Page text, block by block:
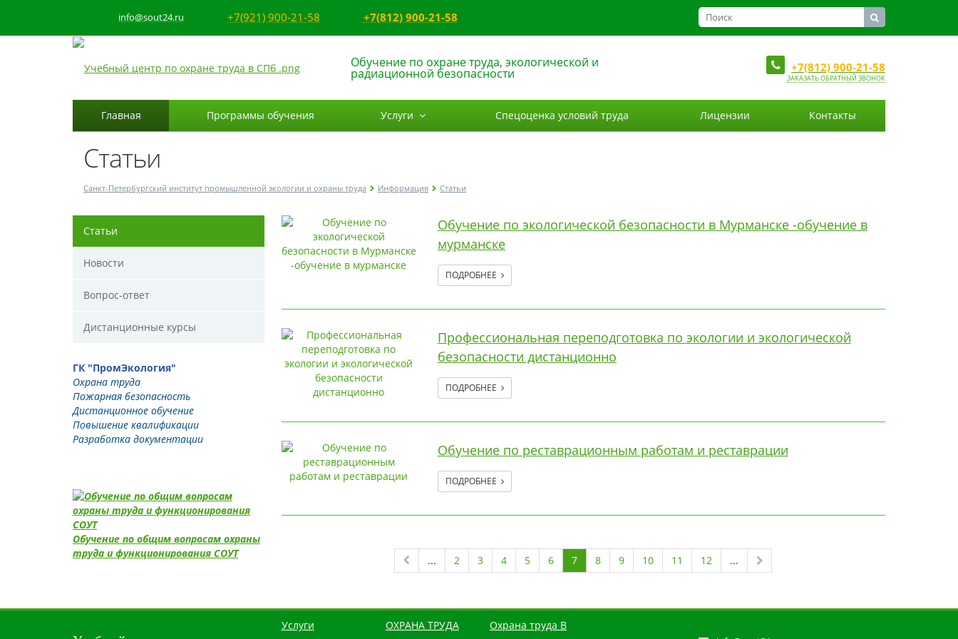
info@sout24.ru +7(921) 900-21-58 +7(812) 900-21-58
Обучение по охране труда, экологической и
радиационной безопасности +7(812) 900-21-58
ЗАКАЗАТЬ ОБРАТНЫЙ ЗВОНОК
Главная Программы обучения Услуги Спецоценка условий труда Лицензии Контакты
Статьи
Санкт-Петербургский институт промышленной экологии и охраны труда Информация Статьи
Статьи
Новости
Вопрос-ответ
Дистанционные курсы
ГК "ПромЭкология"
Охрана труда
Пожарная безопасность
Дистанционное обучение
Повышение квалификации
Разработка документации
Обучение по общим вопросам охраны
труда и функционирования СОУТ
Обучение по экологической безопасности в Мурманске -обучение в
мурманске
ПОДРОБНЕЕ
Профессиональная переподготовка по экологии и экологической
безопасности дистанционно
ПОДРОБНЕЕ
Обучение по реставрационным работам и реставрации
ПОДРОБНЕЕ
... 2 3 4 5 6 7 8 9 10 11 12 ...
Услуги ОХРАНА ТРУДА Охрана труда В